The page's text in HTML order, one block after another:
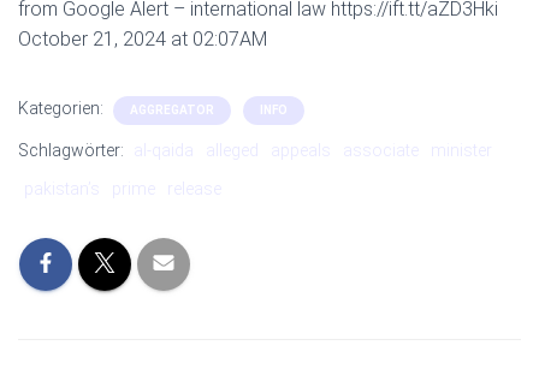
from Google Alert – international law https://ift.tt/aZD3Hki
October 21, 2024 at 02:07AM
Kategorien: AGGREGATOR INFO
Schlagwörter: al-qaida alleged appeals associate
minister
pakistan’s
prime release